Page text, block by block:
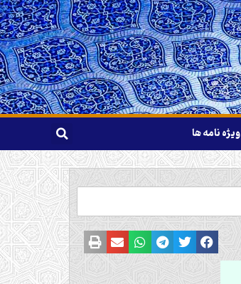
ویژه نامه ها